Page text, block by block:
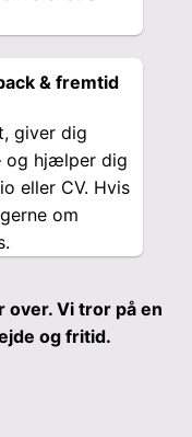
& fremtid
giver dig
og hjælper dig
eller CV. Hvis
om
over. Vi tror på en
og fritid.